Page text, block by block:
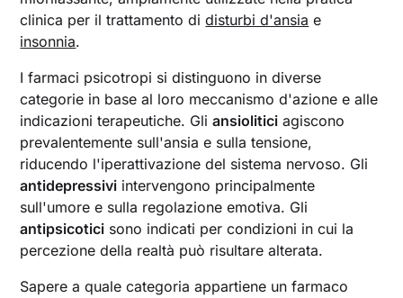
clinica per il trattamento didisturbi d'ansia e
insonnia.
I farmaci psicotropi si distinguono in diverse
categorie in base al loro meccanismo d'azione e alle
indicazioni terapeutiche. Gliansiolitici agiscono
prevalentemente sull'ansia e sulla tensione,
riducendo l'iperattivazione del sistema nervoso. Gli
antidepressivi intervengono principalmente
sull'umore e sulla regolazione emotiva. Gli
antipsicotici sono indicati per condizioni in cui la
percezione della realtà può risultare alterata.
Sapere a quale categoria appartiene un farmaco